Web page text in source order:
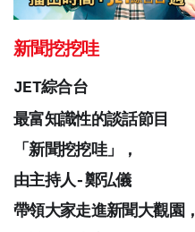
新聞挖挖哇
JET綜合台
最富知識性的談話節目
「新聞挖挖哇」，
由主持人-鄭弘儀
帶領大家走進新聞大觀園，